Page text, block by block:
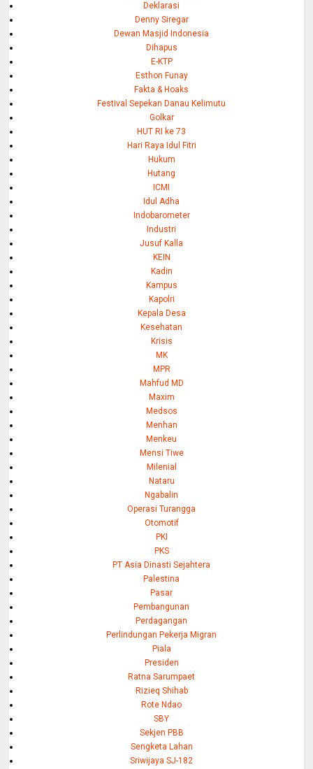
Deklarasi
Denny Siregar
Dewan Masjid Indonesia
Dihapus
E-KTP
Esthon Funay
Fakta & Hoaks
Festival Sepekan Danau Kelimutu
Golkar
HUT RI ke 73
Hari Raya Idul Fitri
Hukum
Hutang
ICMI
Idul Adha
Indobarometer
Industri
Jusuf Kalla
KEIN
Kadin
Kampus
Kapolri
Kepala Desa
Kesehatan
Krisis
MK
MPR
Mahfud MD
Maxim
Medsos
Menhan
Menkeu
Mensi Tiwe
Milenial
Nataru
Ngabalin
Operasi Turangga
Otomotif
PKI
PKS
PT Asia Dinasti Sejahtera
Palestina
Pasar
Pembangunan
Perdagangan
Perlindungan Pekerja Migran
Piala
Presiden
Ratna Sarumpaet
Rizieq Shihab
Rote Ndao
SBY
Sekjen PBB
Sengketa Lahan
Sriwijaya SJ-182